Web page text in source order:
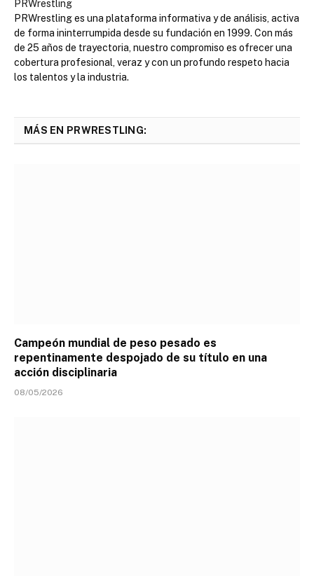
PRWrestling
PRWrestling es una plataforma informativa y de análisis, activa
de forma ininterrumpida desde su fundación en 1999. Con más
de 25 años de trayectoria, nuestro compromiso es ofrecer una
cobertura profesional, veraz y con un profundo respeto hacia
los talentos y la industria.
MÁS EN PRWRESTLING:
Campeón mundial de peso pesado es
repentinamente despojado de su título en una
acción disciplinaria
08/05/2026